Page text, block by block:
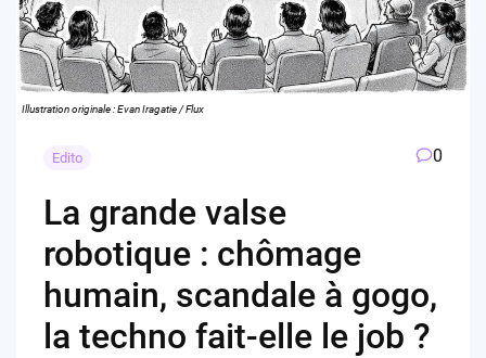
Illustration originale : Evan Iragatie / Flux
Edito 0
La grande valse
robotique : chômage
humain, scandale à gogo,
la techno fait-elle le job ?